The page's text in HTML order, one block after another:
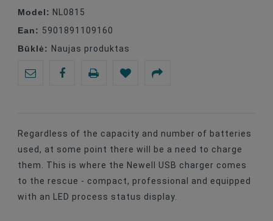
Model: NL0815
Ean: 5901891109160
Būklė: Naujas produktas
Regardless of the capacity and number of batteries
used, at some point there will be a need to charge
them. This is where the Newell USB charger comes
to the rescue - compact, professional and equipped
with an LED process status display.